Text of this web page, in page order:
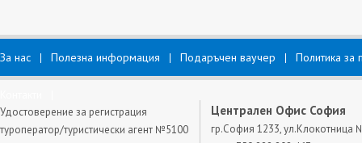
За нас Полезна информация Подаръчен ваучер Политика за
Удостоверение за регистрация
туроператор/туристически агент №5100
Централен Офис София
гр.София 1233, ул.Клокотница